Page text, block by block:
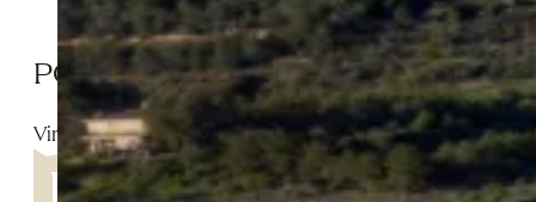
POBLE DE VINAIXA
Vinaixa